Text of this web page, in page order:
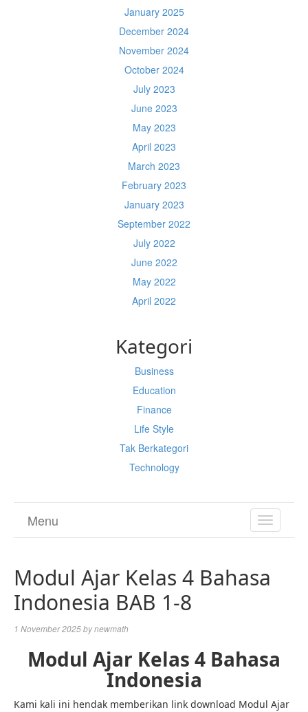
January 2025
December 2024
November 2024
October 2024
July 2023
June 2023
May 2023
April 2023
March 2023
February 2023
January 2023
September 2022
July 2022
June 2022
May 2022
April 2022
Kategori
Business
Education
Finance
Life Style
Tak Berkategori
Technology
TOGGLE
Menu
Modul Ajar Kelas 4 Bahasa
Indonesia BAB 1-8
1 November 2025bynewmath
Modul Ajar Kelas 4 Bahasa
Indonesia
Kami kali ini hendak memberikan link download Modul Ajar